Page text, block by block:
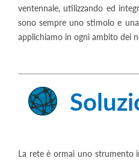
ventennale, utilizzando ed
sono sempre uno stimolo e
applichiamo in ogni ambito dei
La rete è ormai uno strumento